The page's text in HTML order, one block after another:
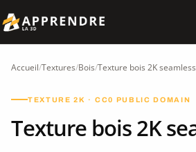
Accueil/Textures/Bois/Texture bois 2K seamless
TEXTURE 2K · CC0 PUBLIC DOMAIN
Texture bois 2K